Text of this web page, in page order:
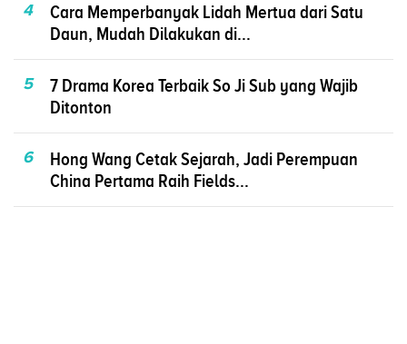
4
Cara Memperbanyak Lidah Mertua dari Satu
Daun, Mudah Dilakukan di...
5
7 Drama Korea Terbaik So Ji Sub yang Wajib
Ditonton
6
Hong Wang Cetak Sejarah, Jadi Perempuan
China Pertama Raih Fields...